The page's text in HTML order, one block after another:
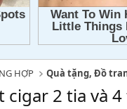
HỢP Quà tặng, Đồ
cigar 2 tia và